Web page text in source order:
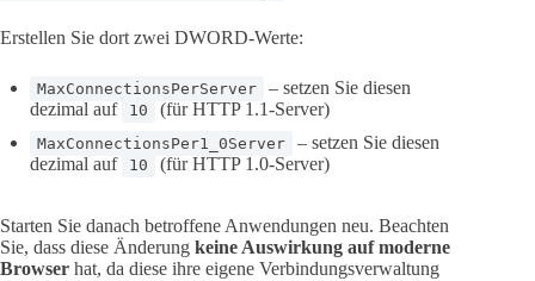
Erstellen Sie dort zwei DWORD-Werte:
MaxConnectionsPerServer
– setzen Sie diesen
dezimal auf
10 (für HTTP 1.1-Server)
MaxConnectionsPer1_0Server
– setzen Sie diesen
dezimal auf
10 (für HTTP 1.0-Server)
Starten Sie danach betroffene Anwendungen neu. Beachten
Sie, dass diese Änderung keine Auswirkung auf moderne
Browser hat, da diese ihre eigene Verbindungsverwaltung